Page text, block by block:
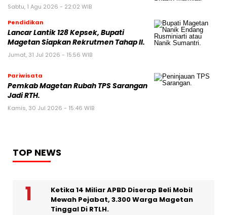
Sabtu, 1 Agu 2026 - 22:02 WIB
Pendidikan
Lancar Lantik 128 Kepsek, Bupati
Magetan Siapkan Rekrutmen Tahap II.
Jumat, 31 Jul 2026 - 15:56 WIB
Pariwisata
Pemkab Magetan Rubah TPS Sarangan
Jadi RTH.
Kamis, 30 Jul 2026 - 15:46 WIB
TOP NEWS
Ketika 14 Miliar APBD Diserap Beli Mobil
Mewah Pejabat, 3.300 Warga Magetan
Tinggal Di RTLH.